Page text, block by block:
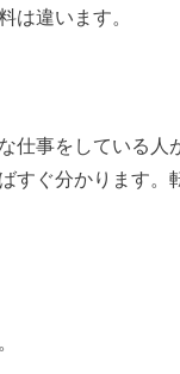
は違います。
仕事をしている
すぐ分かります。